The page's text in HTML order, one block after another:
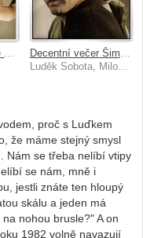
Šimek, Sobota: Ze Soboty na Sobotu
Decentní večer Šimka a Soboty
Luděk Sobota, Miloslav Šimek
proč s Luďkem
že máme stejný smysl
Nám se třeba nelíbí vtipy
se nám, mně i
jestli znáte ten hloupý
skálu a jeden má
nohou brusle?" A on
1982 volně navazují